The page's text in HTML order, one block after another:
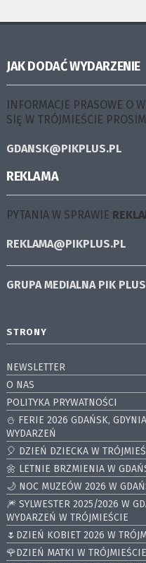
JAK DODAĆ WYDARZENIE
INFORMACJE PRASOWE O
SIĘ W TRÓJMIEŚCIE
GDANSK@PIKPLUS.PL
REKLAMA
PYTANIA W SPRAWIE
REKLAMA@PIKPLUS.PL
GRUPA MEDIALNA PIK PLUS
STRONY
NEWSLETTER
O NAS
POLITYKA PRYWATNOŚCI
⛄️ FERIE 2026 GDAŃSK,
WYDARZEŃ
🎈 DZIEŃ DZIECKA W
🌼 LETNIE BRZMIENIA W
🌙 NOC MUZEÓW 2026 W
🎆 SYLWESTER 2025/2026 W
WYDARZEŃ W TRÓJMIEŚCIE
🌷DZIEŃ KOBIET 2026 W
🌹DZIEŃ MATKI W